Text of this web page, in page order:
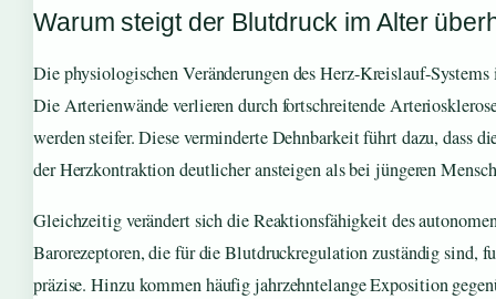
Warum steigt der Blutdruck im Alter
Die physiologischen Veränderungen des Herz-Kreislauf-
Die Arterienwände verlieren durch fortschreitende
werden steifer. Diese verminderte Dehnbarkeit führt dazu, dass
der Herzkontraktion deutlicher ansteigen als bei jüngeren
Gleichzeitig verändert sich die Reaktionsfähigkeit des
Barorezeptoren, die für die Blutdruckregulation zuständig sind,
präzise. Hinzu kommen häufig jahrzehntelange Exposition